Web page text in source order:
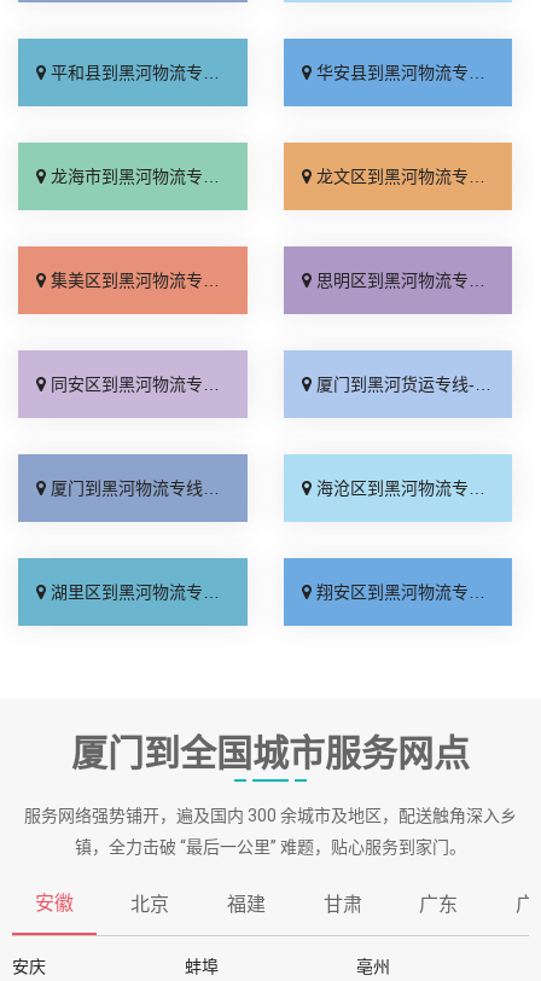
平和县到黑河物流专线_合理收费「物流拼车」 华安县到黑河物流专线_全程无虑「多少一方」
龙海市到黑河物流专线_资质齐全「整车配货」 龙文区到黑河物流专线_运价查询「多久时间」
集美区到黑河物流专线_资质齐全「市县派送」 思明区到黑河物流专线_专业调车「直通专线」
同安区到黑河物流专线_一站式托运「限时必达」 厦门到黑河货运专线-厦门到黑河物流公司_准时到货「诚信为先」
厦门到黑河物流专线_需要几天「运费多少」 海沧区到黑河物流专线_多久能到「定点发车」
湖里区到黑河物流专线_物流拼车「全境到达」 翔安区到黑河物流专线_限时必达「运价行情」
厦门到全国城市服务网点
服务网络强势铺开，遍及国内 300 余城市及地区，配送触角深入乡
镇，全力击破 “最后一公里” 难题，贴心服务到家门。
安徽 北京 福建 甘肃 广东 广
安庆 蚌埠
亳州